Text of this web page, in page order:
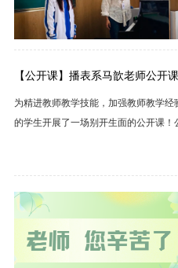
【公开课】播表系马歆老师公开
为精进教师教学技能，加强教师教学
的学生开展了一场别开生面的公开课